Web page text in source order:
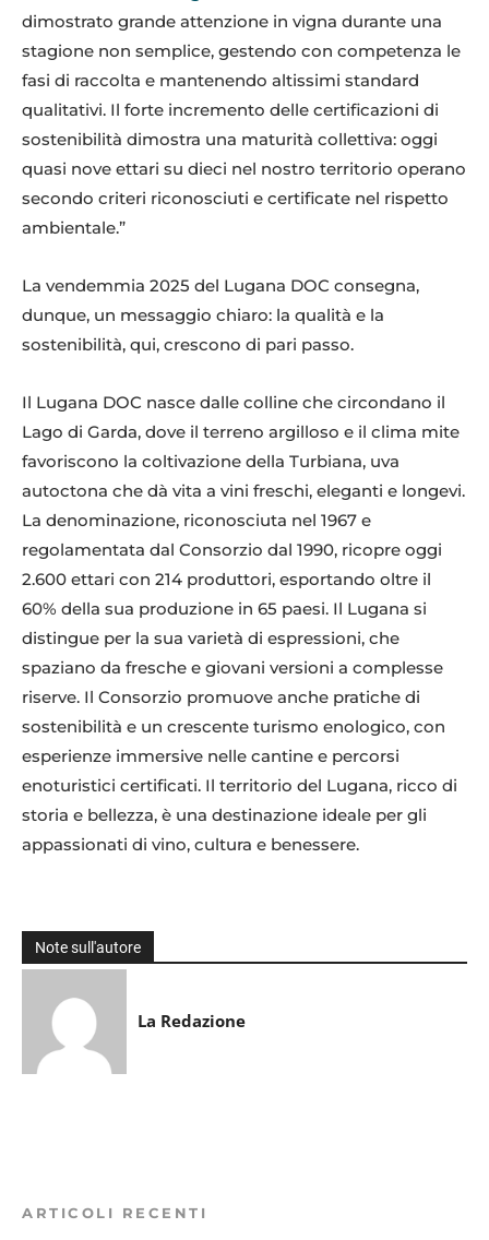
dimostrato grande attenzione in vigna durante una
stagione non semplice, gestendo con competenza le
fasi di raccolta e mantenendo altissimi standard
qualitativi. Il forte incremento delle certificazioni di
sostenibilità dimostra una maturità collettiva: oggi
quasi nove ettari su dieci nel nostro territorio operano
secondo criteri riconosciuti e certificate nel rispetto
ambientale.”
La vendemmia 2025 del Lugana DOC consegna,
dunque, un messaggio chiaro: la qualità e la
sostenibilità, qui, crescono di pari passo.
Il Lugana DOC nasce dalle colline che circondano il
Lago di Garda, dove il terreno argilloso e il clima mite
favoriscono la coltivazione della Turbiana, uva
autoctona che dà vita a vini freschi, eleganti e longevi.
La denominazione, riconosciuta nel 1967 e
regolamentata dal Consorzio dal 1990, ricopre oggi
2.600 ettari con 214 produttori, esportando oltre il
60% della sua produzione in 65 paesi. Il Lugana si
distingue per la sua varietà di espressioni, che
spaziano da fresche e giovani versioni a complesse
riserve. Il Consorzio promuove anche pratiche di
sostenibilità e un crescente turismo enologico, con
esperienze immersive nelle cantine e percorsi
enoturistici certificati. Il territorio del Lugana, ricco di
storia e bellezza, è una destinazione ideale per gli
appassionati di vino, cultura e benessere.
Note sull'autore
La Redazione
ARTICOLI RECENTI